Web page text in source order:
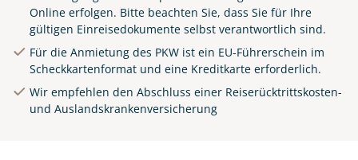
Online erfolgen. Bitte beachten Sie, dass Sie für Ihre
gültigen Einreisedokumente selbst verantwortlich sind.
Für die Anmietung des PKW ist ein EU-Führerschein im
Scheckkartenformat und eine Kreditkarte erforderlich.
Wir empfehlen den Abschluss einer Reiserücktrittskosten-
und Auslandskrankenversicherung